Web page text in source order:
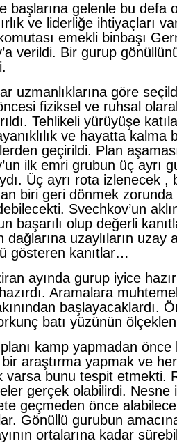
başlarına gelenle bu defa
ve liderliğe ihtiyaçları
emekli binbaşı
verildi. Bir gurup
uzmanlıklarına göre
fiziksel ve ruhsal
Tehlikeli yürüyüşe
ve hayatta kalma
geçirildi. Plan
ilk emri grubun üç ayrı
Üç ayrı rota izlenecek ,
biri geri dönmek zorunda
Svechkov’un
başarılı olup değerli
dağlarına uzaylıların uzay
gösteren kanıtlar…
ayında gurup iyice
Aramalara
başlayacaklardı.
batı yüzünün
kamp yapmadan önce
bir araştırma yapmak ve
varsa bunu tespit etmekti.
gerçek olabilirdi. Nesne
geçmeden önce
Gönüllü gurubun
ortalarına kadar